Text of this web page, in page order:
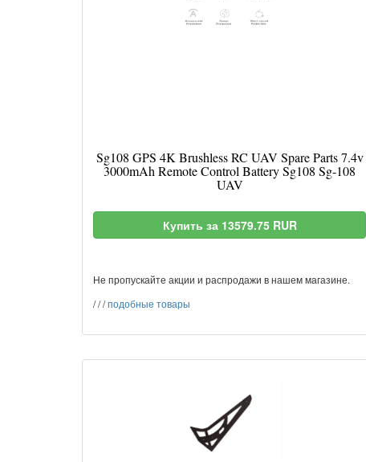
Sg108 GPS 4K Brushless RC UAV Spare Parts 7.4v
3000mAh Remote Control Battery Sg108 Sg-108
UAV
Купить за 13579.75 RUR
Не пропускайте акции и распродажи в нашем магазине.
///подобные товары